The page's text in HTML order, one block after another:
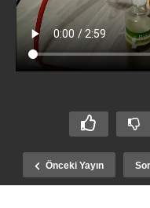
Önceki Yayın